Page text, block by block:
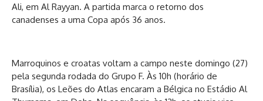
Ali, em Al Rayyan. A partida marca o retorno dos
canadenses a uma Copa após 36 anos.
Marroquinos e croatas voltam a campo neste domingo (27)
pela segunda rodada do Grupo F. Às 10h (horário de
Brasília), os Leões do Atlas encaram a Bélgica no Estádio Al